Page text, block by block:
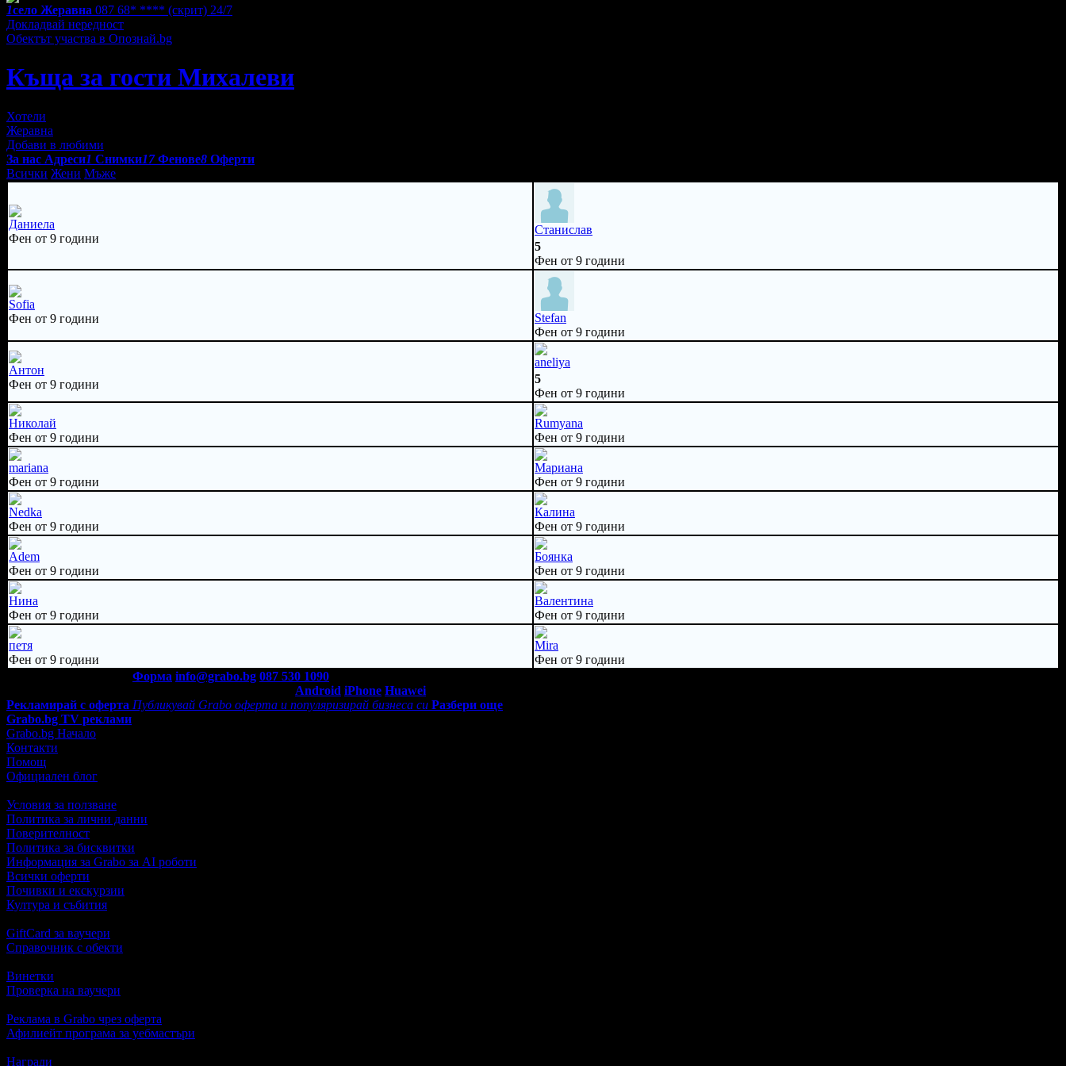
1село Жеравна 087 68* **** (скрит) 24/7
Докладвай нередност
Обектът участва в Опознай.bg
Къща за гости Михалеви
Хотели
Жеравна
Добави в любими
За нас Адреси1 Снимки17 Фенове8 Оферти
Всички Жени Мъже
Даниела
Фен от 9 години
Станислав
5
Фен от 9 години
Sofia
Фен от 9 години
Stefan
Фен от 9 години
Антон
Фен от 9 години
aneliya
5
Фен от 9 години
Николай
Фен от 9 години
Rumyana
Фен от 9 години
mariana
Фен от 9 години
Мариана
Фен от 9 години
Nedka
Фен от 9 години
Калина
Фен от 9 години
Adem
Фен от 9 години
Боянка
Фен от 9 години
Нина
Фен от 9 години
Валентина
Фен от 9 години
петя
Фен от 9 години
Mira
Фен от 9 години
Форма info@grabo.bg 087 530 1090
Android iPhone Huawei
Рекламирай с оферта Публикувай Grabo оферта и популяризирай бизнеса си Разбери още
Grabo.bg TV реклами
Grabo.bg Начало
Контакти
Помощ
Официален блог
Условия за ползване
Политика за лични данни
Поверителност
Политика за бисквитки
Информация за Grabo за AI роботи
Всички оферти
Почивки и екскурзии
Култура и събития
GiftCard за ваучери
Справочник с обекти
Винетки
Проверка на ваучери
Реклама в Grabo чрез оферта
Афилиейт програма за уебмастъри
Награди